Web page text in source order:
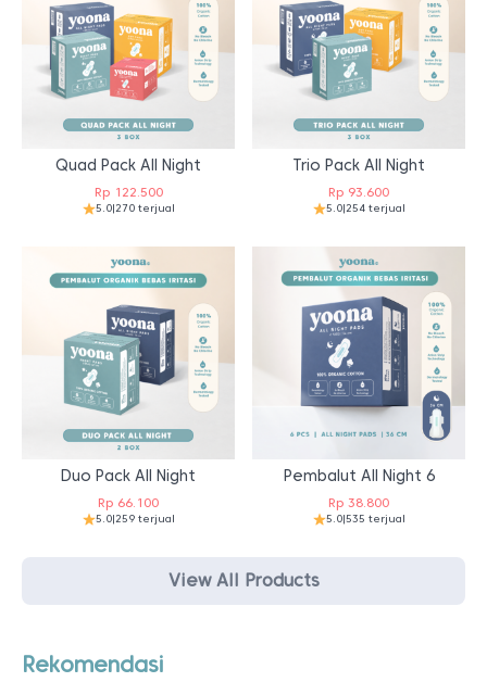
Quad Pack All Night
Rp122.500
5.0|270 terjual
Trio Pack All Night
Rp 93.600
5.0|254 terjual
Duo Pack All Night
Rp 66.100
5.0|259 terjual
Pembalut All Night 6
Rp 38.800
5.0|535 terjual
View All Products
Rekomendasi